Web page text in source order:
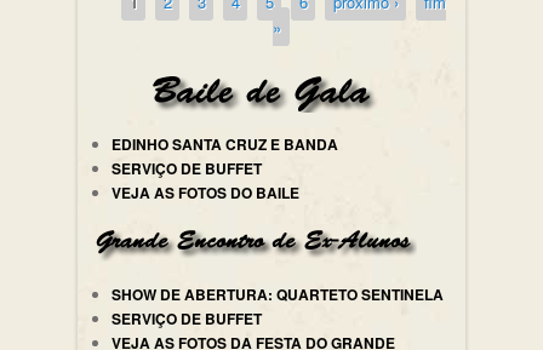
Páginas
»
EDINHO SANTA CRUZ E BANDA
SERVIÇO DE BUFFET
VEJA AS FOTOS DO BAILE
SHOW DE ABERTURA: QUARTETO SENTINELA
SERVIÇO DE BUFFET
VEJA AS FOTOS DA FESTA DO GRANDE